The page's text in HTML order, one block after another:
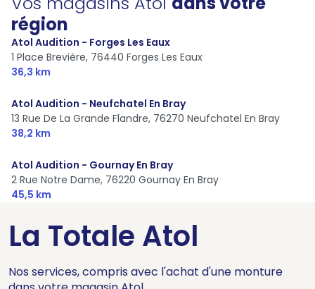
région
Atol Audition - Forges Les Eaux
1 Place Brevière, 76440 Forges Les Eaux
36,3 km
Atol Audition - Neufchatel En Bray
13 Rue De La Grande Flandre, 76270 Neufchatel En Bray
38,2 km
Atol Audition - Gournay En Bray
2 Rue Notre Dame, 76220 Gournay En Bray
45,5 km
La Totale Atol
Nos services, compris avec l'achat d'une monture